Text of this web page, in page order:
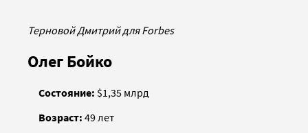
Терновой Дмитрий для Forbes
Олег Бойко
Состояние: $1,35 млрд
Возраст: 49 лет